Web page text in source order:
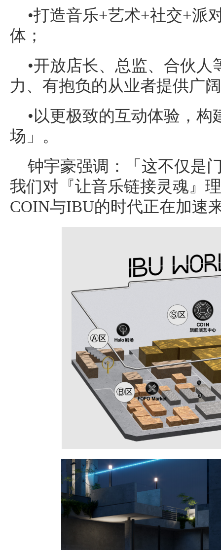
•打造音乐+艺术+社交+派
体；
•开放店长、总监、合伙
力、有抱负的从业者提供广
•以更极致的互动体验，
场」。
钟宇豪强调：「这不仅是
我们对『让音乐链接灵魂』
COIN与IBU的时代正在加速